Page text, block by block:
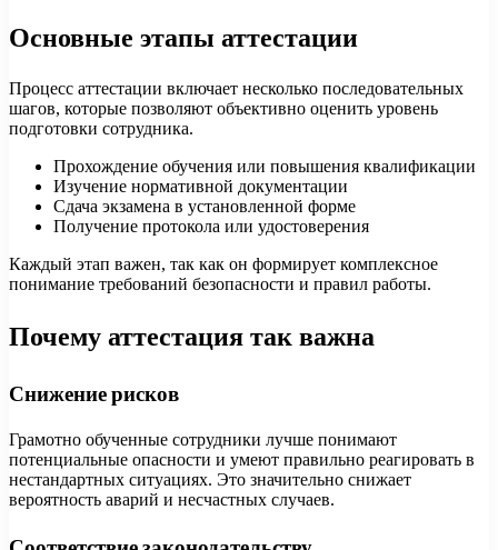
Основные этапы аттестации
Процесс аттестации включает несколько последовательных
шагов, которые позволяют объективно оценить уровень
подготовки сотрудника.
Прохождение обучения или повышения квалификации
Изучение нормативной документации
Сдача экзамена в установленной форме
Получение протокола или удостоверения
Каждый этап важен, так как он формирует комплексное
понимание требований безопасности и правил работы.
Почему аттестация так важна
Снижение рисков
Грамотно обученные сотрудники лучше понимают
потенциальные опасности и умеют правильно реагировать в
нестандартных ситуациях. Это значительно снижает
вероятность аварий и несчастных случаев.